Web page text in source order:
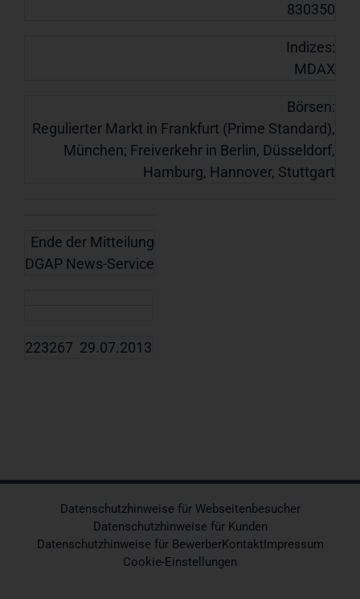
830350
Indizes:
MDAX
Börsen:
Regulierter Markt in Frankfurt (Prime Standard),
München; Freiverkehr in Berlin, Düsseldorf,
Hamburg, Hannover, Stuttgart
Ende der Mitteilung
DGAP News-Service
223267 29.07.2013
Datenschutzhinweise für Webseitenbesucher
Datenschutzhinweise für Kunden
Datenschutzhinweise für BewerberKontaktImpressum
Cookie-Einstellungen